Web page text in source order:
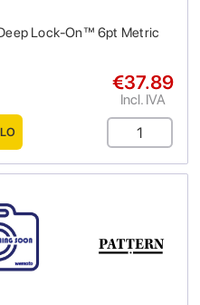
Lock-On™ 6pt Metric
€37.89
Incl. IVA